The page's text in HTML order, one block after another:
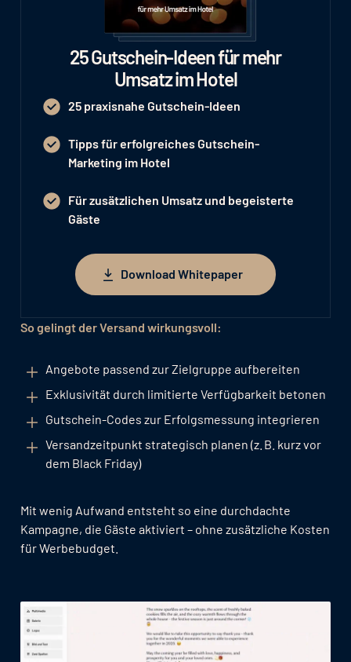
So gelingt der Versand wirkungsvoll:
Angebote passend zur Zielgruppe aufbereiten
Exklusivität durch limitierte Verfügbarkeit betonen
Gutschein-Codes zur Erfolgsmessung integrieren
Versandzeitpunkt strategisch planen (z. B. kurz vor
dem Black Friday)
Mit wenig Aufwand entsteht so eine durchdachte
Kampagne, die Gäste aktiviert – ohne zusätzliche Kosten
für Werbebudget.
25 Gutschein-Ideen für mehr
Umsatz im Hotel
25 praxisnahe Gutschein-Ideen
Tipps für erfolgreiches Gutschein-
Marketing im Hotel
Für zusätzlichen Umsatz und begeisterte
Gäste
Download Whitepaper
Download Whitepaper